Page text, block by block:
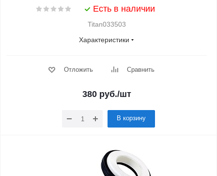
Есть в наличии
Titan033503
Характеристики
Отложить Сравнить
380 руб./шт
В корзину